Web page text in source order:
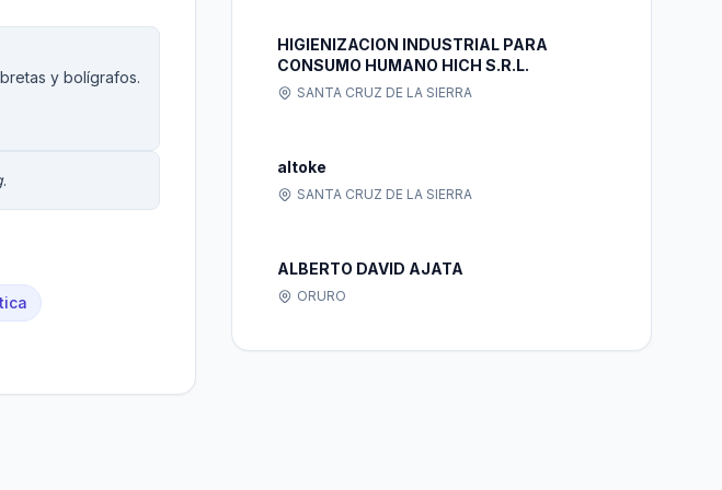
y bolígrafos.
.
HIGIENIZACION INDUSTRIAL PARA
CONSUMO HUMANO HICH S.R.L.
SANTA CRUZ DE LA SIERRA
altoke
SANTA CRUZ DE LA SIERRA
ALBERTO DAVID AJATA
ORURO